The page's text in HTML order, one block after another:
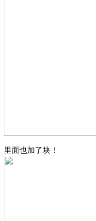
里面也加了块！